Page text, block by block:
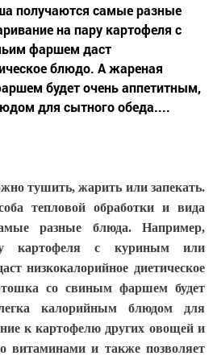
получаются самые разные
на пару картофеля с
фаршем даст
блюдо. А жареная
будет очень аппетитным,
для сытного обеда....
тушить, жарить или запекать.
тепловой обработки и вида
разные блюда. Например,
картофеля с куриным или
низкокалорийное диетическое
со свиным фаршем будет
калорийным блюдом для
к картофелю других овощей и
витаминами и также позволяет